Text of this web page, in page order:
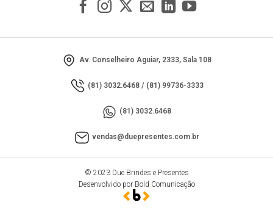
Av. Conselheiro Aguiar, 2333, Sala 108
(81) 3032.6468/ (81) 99736-3333
(81) 3032.6468
vendas@duepresentes.com.br
© 2023 Due Brindes e Presentes
Desenvolvido por Bold Comunicação